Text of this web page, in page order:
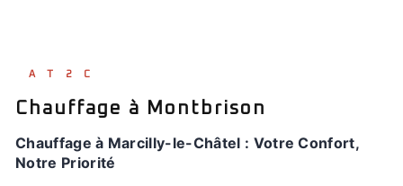
AT2C
Chauffage à Montbrison
Chauffage à Marcilly-le-Châtel : Votre Confort,
Notre Priorité